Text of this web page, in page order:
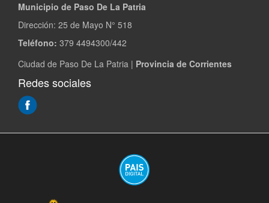
Municipio de Paso De La Patria
Dirección: 25 de Mayo N° 518
Teléfono: 379 4494300/442
Ciudad de Paso De La Patria | Provincia de Corrientes
Redes sociales